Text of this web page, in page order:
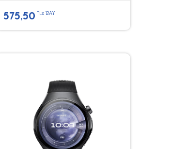
575,50 TLx 12AY